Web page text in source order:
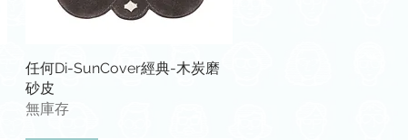
快速瀏覽
任何Di-SunCover經典-木炭磨
砂皮
無庫存